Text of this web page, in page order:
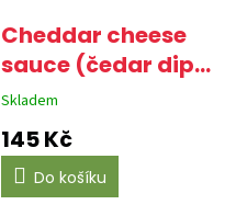
Cheddar cheese
sauce (čedar dip)
470 g 😎
Průměrné
hodnocení
produktu
4,1
Skladem
145 Kč
Do košíku